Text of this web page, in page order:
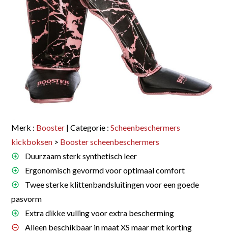
Merk : Booster | Categorie :Scheenbeschermers
kickboksen > Booster scheenbeschermers
Duurzaam sterk synthetisch leer
Ergonomisch gevormd voor optimaal comfort
Twee sterke klittenbandsluitingen voor een goede
pasvorm
Extra dikke vulling voor extra bescherming
Alleen beschikbaar in maat XS maar met korting